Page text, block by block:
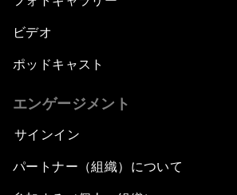
ビデオ
ポッドキャスト
エンゲージメント
サインイン
パートナー（組織）について